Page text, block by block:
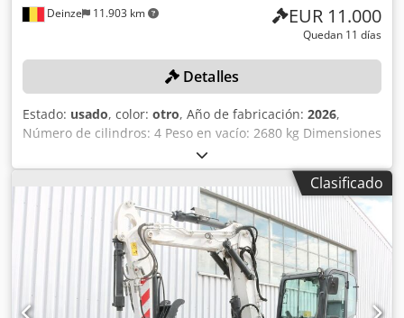
Deinze 11.903 km EUR 11.000
Quedan 11 días
Detalles
Estado: usado, color: otro, Año de fabricación: 2026,
Número de cilindros: 4 Peso en vacío: 2680 kg Dimensiones
(largo x ancho x alto): 337 x 172 x 197 cm Sistema de
cambio rápido: sí Codjzrv Ulspfx Afpjrf Peso propio: 2680
kg Dimensiones de transporte: 3378 x 1727 x 1972 mm
Marca y modelo del motor: Kubota V2403 Potencia: 36,5 kW
/ 48,9 CV Cilindros: 4 Tamaño de los neumáticos: ruedas
delanteras y traseras: 30x10-16 Ancho de la pala: 1730 mm
Equipamiento: sistema de cambio rápido mecánico
Función adicional: Sin certificación ni registro CE Sin
documentación
Clasificado